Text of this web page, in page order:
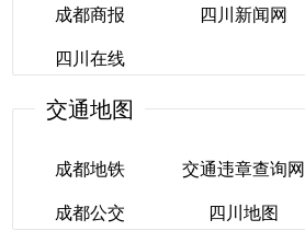
大成网
成都晚报
成都商报
成都商报
四川新闻网
四川在线
四川在线
交通地图
成都地铁
成都地铁
交通违章查询网
交通违章查询网
成都公交
四川地图